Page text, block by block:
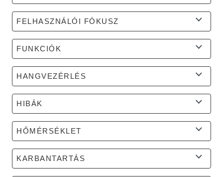
FELHASZNÁLÓI FÓKUSZ
FUNKCIÓK
HANGVEZÉRLÉS
HIBÁK
HŐMÉRSÉKLET
KARBANTARTÁS